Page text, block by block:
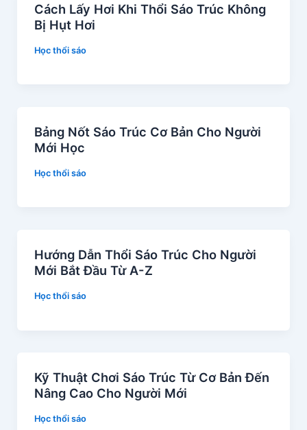
Cách Lấy Hơi Khi Thổi Sáo Trúc Không
Bị Hụt Hơi
Học thổi sáo
Bảng Nốt Sáo Trúc Cơ Bản Cho Người
Mới Học
Học thổi sáo
Hướng Dẫn Thổi Sáo Trúc Cho Người
Mới Bắt Đầu Từ A-Z
Học thổi sáo
Kỹ Thuật Chơi Sáo Trúc Từ Cơ Bản Đến
Nâng Cao Cho Người Mới
Học thổi sáo